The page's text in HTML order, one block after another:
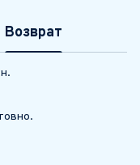
Возврат